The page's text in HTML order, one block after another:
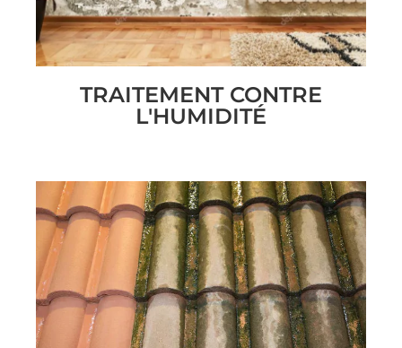
TRAITEMENT CONTRE
L'HUMIDITÉ